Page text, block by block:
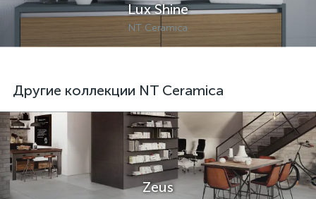
Lux Shine
NT Ceramica
Другие коллекции NT Ceramica
Zeus